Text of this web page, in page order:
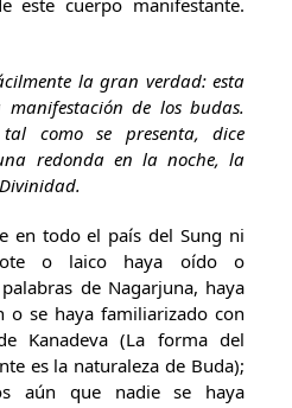
este cuerpo manifestante.
la gran verdad: esta
de los budas.
como se presenta, dice
redonda en la noche, la
en todo el país del Sung ni
o laico haya oído o
de Nagarjuna, haya
o se haya familiarizado con
Kanadeva (La forma del
es la naturaleza de Buda);
aún que nadie se haya